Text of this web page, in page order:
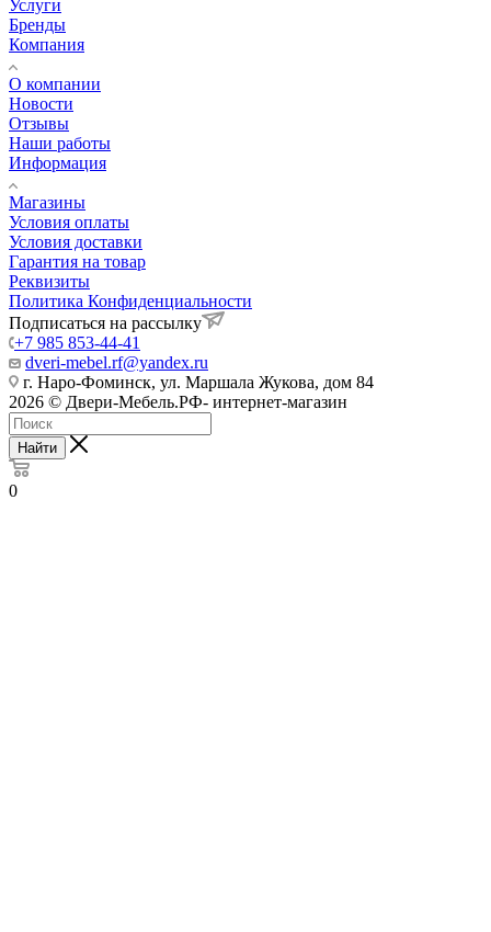
Услуги
Бренды
Компания
О компании
Новости
Отзывы
Наши работы
Информация
Магазины
Условия оплаты
Условия доставки
Гарантия на товар
Реквизиты
Политика Конфиденциальности
Подписаться на рассылку
+7 985 853-44-41
dveri-mebel.rf@yandex.ru
г. Наро-Фоминск, ул. Маршала Жукова, дом 84
2026 © Двери-Мебель.РФ- интернет-магазин
Найти
0